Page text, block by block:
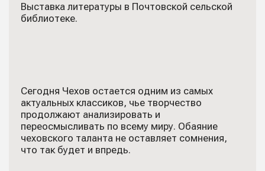
Выставка литературы в Почтовской сельской
библиотеке.
Сегодня Чехов остается одним из самых
актуальных классиков, чье творчество
продолжают анализировать и
переосмысливать по всему миру. Обаяние
чеховского таланта не оставляет сомнения,
что так будет и впредь.